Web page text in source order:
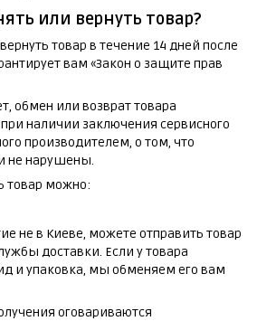
или вернуть товар?
товар в течение 14 дней после
вам «Закон о защите прав
обмен или возврат товара
наличии заключения сервисного
производителем, о том, что
не нарушены.
товар можно:
не в Киеве, можете отправить товар
доставки. Если у товара
и упаковка, мы обменяем его вам
оговариваются